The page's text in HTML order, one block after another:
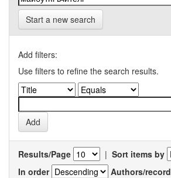
Start a new search
Add filters:
Use filters to refine the search results.
Results/Page | Sort items by
In order
Authors/record